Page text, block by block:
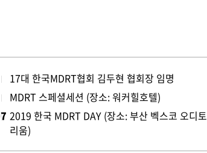
17대 한국MDRT협회 김두현 협회장 임명
MDRT 스페셜세션 (장소: 워커힐호텔)
2019 한국 MDRT DAY (장소: 부산 벡스코 오디토
리움)